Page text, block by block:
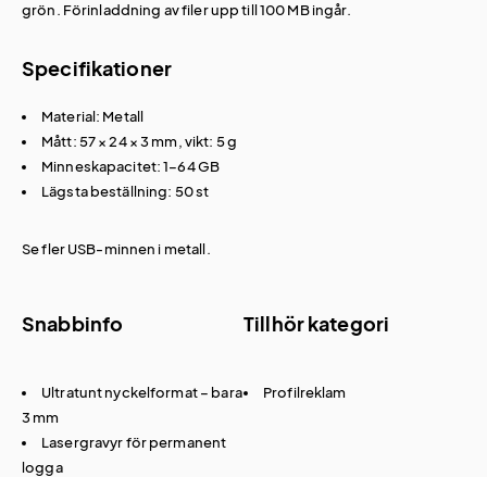
grön. Förinladdning av filer upp till 100 MB ingår.
Specifikationer
Material: Metall
Mått: 57 × 24 × 3 mm, vikt: 5 g
Minneskapacitet: 1–64 GB
Lägsta beställning: 50 st
Se flerUSB-minnen i metall.
Snabbinfo
Ultratunt nyckelformat – bara
3 mm
Lasergravyr för permanent
logga
Tillhör kategori
Profilreklam